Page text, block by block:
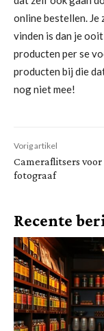
online bestellen. Je
vinden is dan je
producten per se
producten bij die
nog niet mee!
Vorig artikel
Cameraflitsers voor
fotograaf
Recente